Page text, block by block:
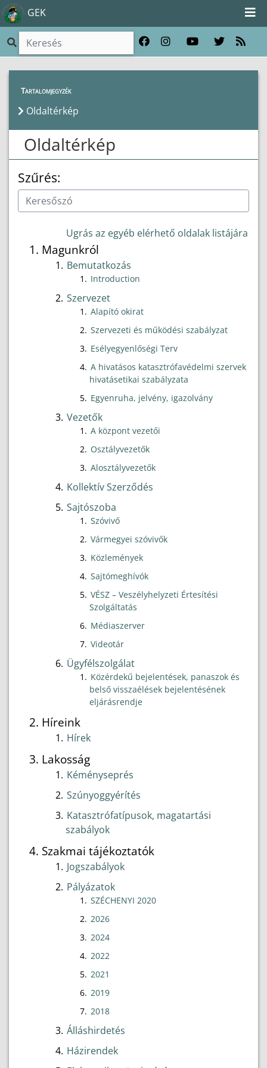
GEK
Tartalomjegyzék
Oldaltérkép
Oldaltérkép
Szűrés:
Ugrás az egyéb elérhető oldalak listájára
Magunkról
Bemutatkozás
Introduction
Szervezet
Alapító okirat
Szervezeti és működési szabályzat
Esélyegyenlőségi Terv
A hivatásos katasztrófavédelmi szervek
hivatásetikai szabályzata
Egyenruha, jelvény, igazolvány
Vezetők
A központ vezetői
Osztályvezetők
Alosztályvezetők
Kollektív Szerződés
Sajtószoba
Szóvivő
Vármegyei szóvivők
Közlemények
Sajtómeghívók
VÉSZ – Veszélyhelyzeti Értesítési
Szolgáltatás
Médiaszerver
Videotár
Ügyfélszolgálat
Közérdekű bejelentések, panaszok és
belső visszaélések bejelentésének
eljárásrendje
Híreink
Hírek
Lakosság
Kéményseprés
Szúnyoggyérítés
Katasztrófatípusok, magatartási
szabályok
Szakmai tájékoztatók
Jogszabályok
Pályázatok
SZÉCHENYI 2020
2026
2024
2022
2021
2019
2018
Álláshirdetés
Házirendek